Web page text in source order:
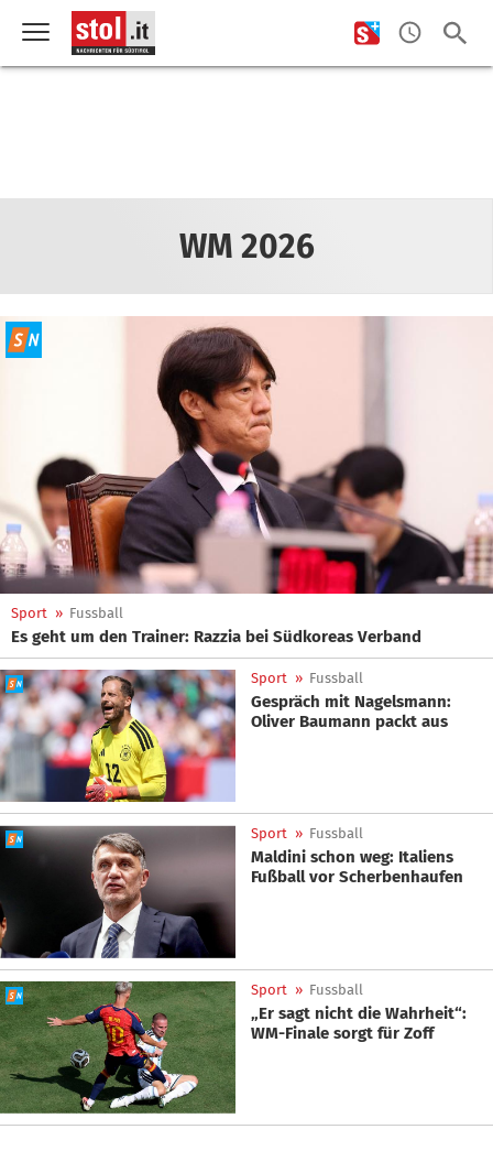
WM 2026
Sport » Fussball
Es geht um den Trainer: Razzia bei Südkoreas Verband
Sport » Fussball
Gespräch mit Nagelsmann:
Oliver Baumann packt aus
Sport » Fussball
Maldini schon weg: Italiens
Fußball vor Scherbenhaufen
Sport » Fussball
„Er sagt nicht die Wahrheit“:
WM-Finale sorgt für Zoff